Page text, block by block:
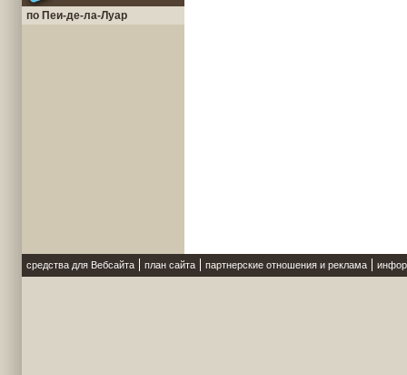
по Пеи-де-ла-Луар
средства для Вебсайта план сайта партнерские отношения и реклама